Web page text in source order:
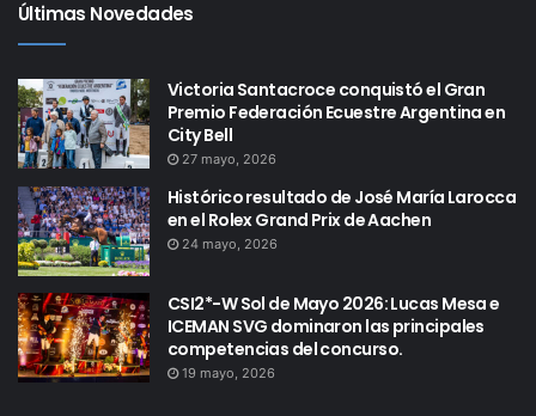
Últimas Novedades
Victoria Santacroce conquistó el Gran
Premio Federación Ecuestre Argentina en
City Bell
27 mayo, 2026
Histórico resultado de José María Larocca
en el Rolex Grand Prix de Aachen
24 mayo, 2026
CSI2*-W Sol de Mayo 2026: Lucas Mesa e
ICEMAN SVG dominaron las principales
competencias del concurso.
19 mayo, 2026